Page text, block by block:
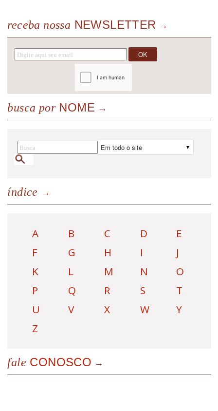
receba nossa NEWSLETTER
busca porNOME
índice
A B C D
E
F
G H I
J
K
L M N
O
P
Q R S
T
U
V X W
Y
Z
fale CONOSCO